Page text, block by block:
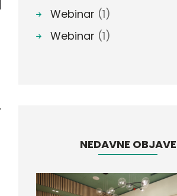
Webinar (1)
Webinar (1)
NEDAVNE OBJAVE